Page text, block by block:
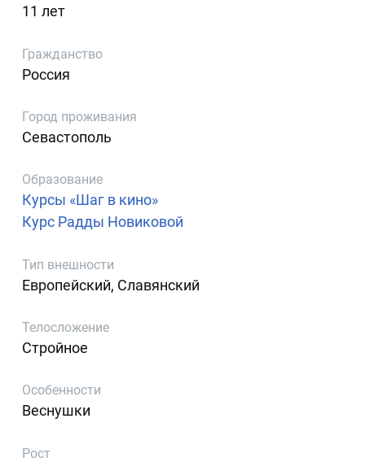
11 лет
Гражданство
Россия
Город проживания
Севастополь
Образование
Курсы «Шаг в кино»
Курс Радды Новиковой
Тип внешности
Европейский, Славянский
Телосложение
Стройное
Особенности
Веснушки
Рост